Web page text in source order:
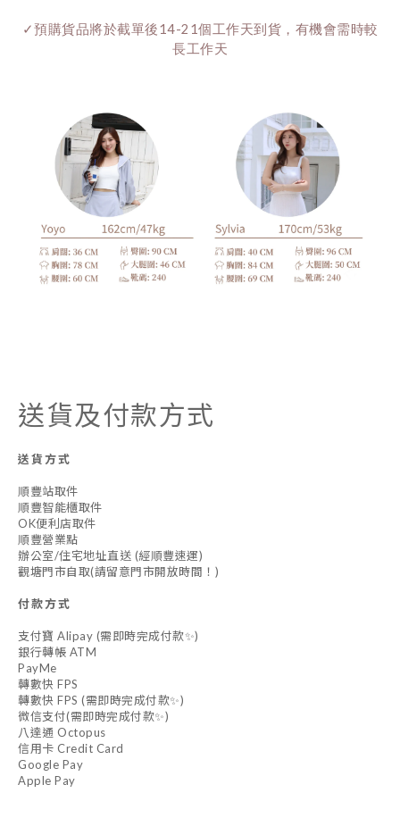
✓預購貨品將於截單後14-21個工作天到貨，有機會需時較
長工作天
送貨及付款方式
送貨方式
順豐站取件
順豐智能櫃取件
OK便利店取件
順豐營業點
辦公室/住宅地址直送 (經順豐速運)
觀塘門市自取(請留意門市開放時間！)
付款方式
支付寶 Alipay (需即時完成付款✨)
銀行轉帳 ATM
PayMe
轉數快 FPS
轉數快 FPS (需即時完成付款✨)
微信支付(需即時完成付款✨)
八達通 Octopus
信用卡 Credit Card
Google Pay
Apple Pay